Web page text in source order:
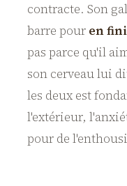
contracte. Son
barre pour en
pas parce qu'il
son cerveau lui
les deux est
l'extérieur,
pour de